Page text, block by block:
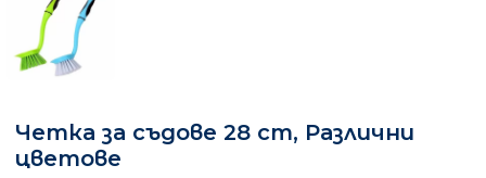
Четка за съдове 28 cm, Различни
цветове